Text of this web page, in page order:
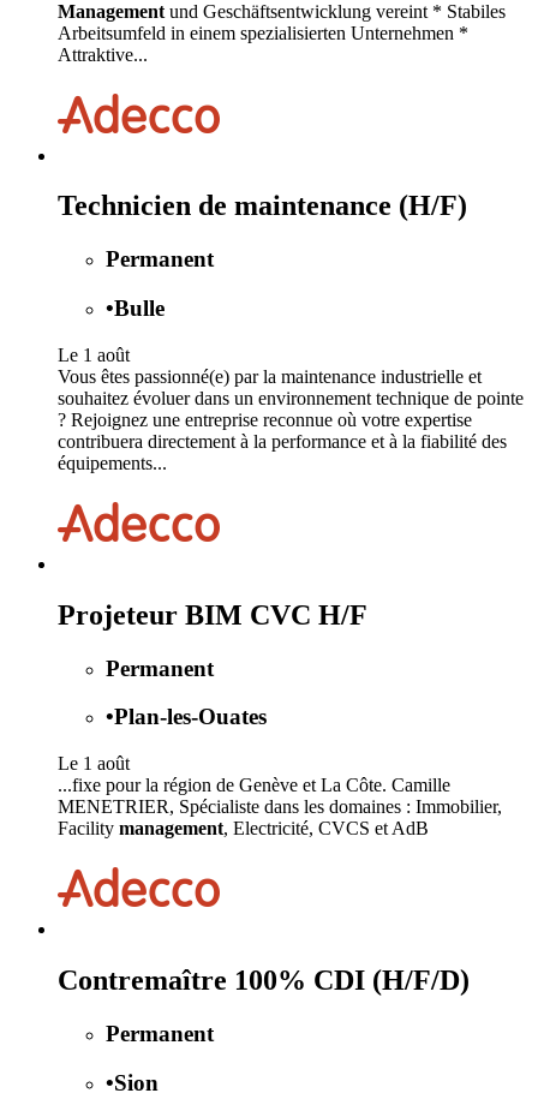
Management und Geschäftsentwicklung vereint * Stabiles
Arbeitsumfeld in einem spezialisierten Unternehmen *
Attraktive...
Technicien de maintenance (H/F)
Permanent
•Bulle
Le 1 août
Vous êtes passionné(e) par la maintenance industrielle et
souhaitez évoluer dans un environnement technique de pointe
? Rejoignez une entreprise reconnue où votre expertise
contribuera directement à la performance et à la fiabilité des
équipements...
Projeteur BIM CVC H/F
Permanent
•Plan-les-Ouates
Le 1 août
...fixe pour la région de Genève et La Côte. Camille
MENETRIER, Spécialiste dans les domaines : Immobilier,
Facility management, Electricité, CVCS et AdB
Contremaître 100% CDI (H/F/D)
Permanent
•Sion